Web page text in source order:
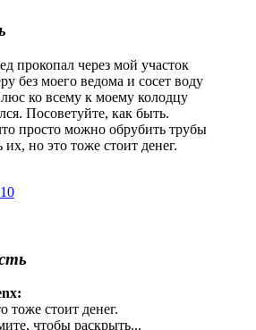
прокопал через мой участок
без моего ведома и сосет воду
ко всему к моему колодцу
Посоветуйте, как быть.
просто можно обрубить трубы
их, но это тоже стоит денег.
тоже стоит денег.
чтобы раскрыть...